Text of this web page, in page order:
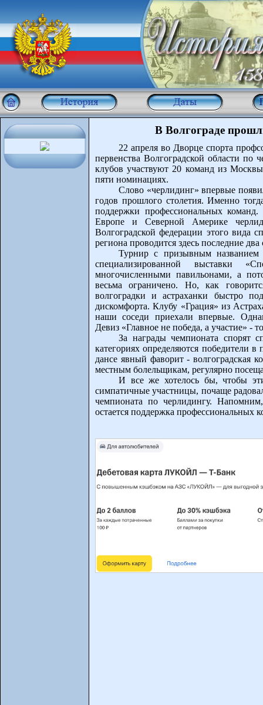
В Волгограде
22 апреля во Дворце спорта
первенства Волгоградской области
клубов участвуют 20 команд из
пяти номинациях.
Слово «черлидинг» впервые
годов прошлого столетия. Именно
поддержки профессиональных
Европе и Северной Америке
Волгоградской федерации этого вида
региона проводится здесь последние два
Турнир с призывным названием
специализированной выставки
многочисленными павильонами, а
весьма ограничено. Но, как
волгоградки и астраханки быстро
дискомфорта. Клубу «Грация» из
наши соседи приехали впервые.
Девиз «Главное не победа, а участие» -
За награды чемпионата спорят
категориях определяются победители
дансе явный фаворит - волгоградская
местным болельщикам, регулярно
И все же хотелось бы, чтобы
симпатичные участницы, почаще
чемпионата по черлидингу.
остается поддержка профессиональных